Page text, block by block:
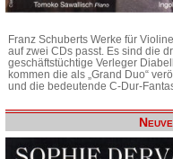
Franz Schuberts Werke für
auf zwei CDs passt. Es sind die
geschäftstüchtige Verleger
kommen die als „Grand Duo“
und die bedeutende C-Dur-